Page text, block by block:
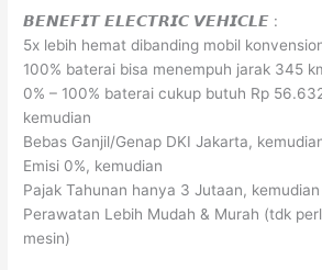
𝘽𝙀𝙉𝙀𝙁𝙄𝙏 𝙀𝙇𝙀𝘾𝙏𝙍𝙄𝘾 𝙑𝙀𝙃𝙄𝘾𝙇𝙀 :
5x lebih hemat dibanding mobil
100% baterai bisa menempuh jarak 345
0% – 100% baterai cukup butuh Rp
kemudian
Bebas Ganjil/Genap DKI Jakarta,
Emisi 0%, kemudian
Pajak Tahunan hanya 3 Jutaan, kemudian
Perawatan Lebih Mudah & Murah (tdk
mesin)